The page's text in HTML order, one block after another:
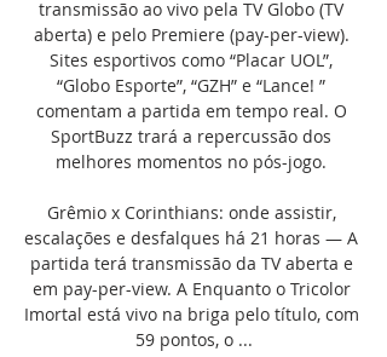
transmissão ao vivo pela TV Globo (TV
aberta) e pelo Premiere (pay-per-view).
Sites esportivos como “Placar UOL”,
“Globo Esporte”, “GZH” e “Lance! ”
comentam a partida em tempo real. O
SportBuzz trará a repercussão dos
melhores momentos no pós-jogo.
Grêmio x Corinthians: onde assistir,
escalações e desfalques há 21 horas — A
partida terá transmissão da TV aberta e
em pay-per-view. A Enquanto o Tricolor
Imortal está vivo na briga pelo título, com
59 pontos, o ...